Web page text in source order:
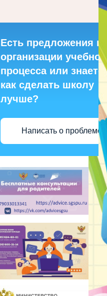
Есть предложения по
организации учебного
процесса или знаете,
как сделать школу
лучше?
Написать о проблеме